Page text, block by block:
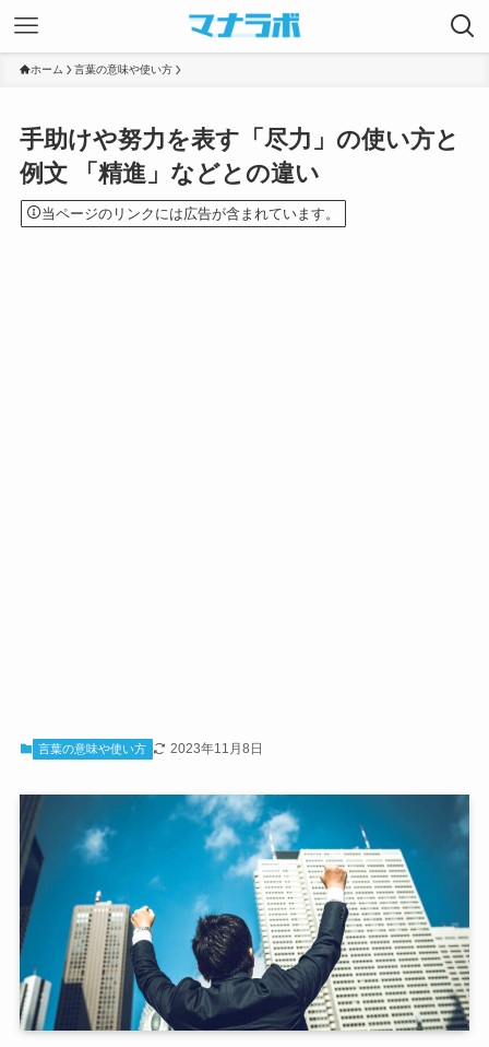
ホーム 言葉の意味や使い方
手助けや努力を表す「尽力」の使い方と
例文 「精進」などとの違い
当ページのリンクには広告が含まれています。
言葉の意味や使い方 2023年11月8日